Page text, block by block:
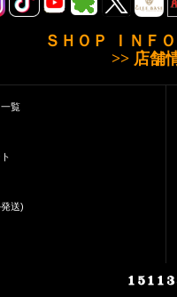
ＳＨＯＰ ＩＮＦ
>> 店舗
覧
送)